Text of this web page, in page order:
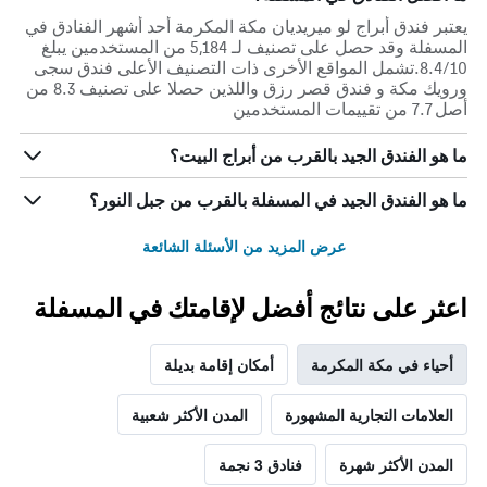
يعتبر فندق أبراج لو ميريديان مكة المكرمة أحد أشهر الفنادق في
المسفلة وقد حصل على تصنيف لـ 5,184 من المستخدمين يبلغ
8.4/10.تشمل المواقع الأخرى ذات التصنيف الأعلى فندق سجى
ورويك مكة و فندق قصر رزق واللذين حصلا على تصنيف 8.3 من
أصل 7.7 من تقييمات المستخدمين
ما هو الفندق الجيد بالقرب من أبراج البيت؟
ما هو الفندق الجيد في المسفلة بالقرب من جبل النور؟
عرض المزيد من الأسئلة الشائعة
اعثر على نتائج أفضل لإقامتك في المسفلة
أحياء في مكة المكرمة أمكان إقامة بديلة
العلامات التجارية المشهورة المدن الأكثر شعبية
المدن الأكثر شهرة فنادق 3 نجمة